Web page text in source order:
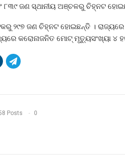
ଜଣ ସ୍ଥାନୀୟ ଅଞ୍ଚଳରୁ ଚିହ୍ନଟ
୨୯୭ ଜଣ ଚିହ୍ନଟ ହୋଇଛନ୍ତି ।
କରୋନାଜନିତ ମୋଟ୍‍ ମୃତ୍ୟୁସଂଖ୍ୟା ୪
Posts 0